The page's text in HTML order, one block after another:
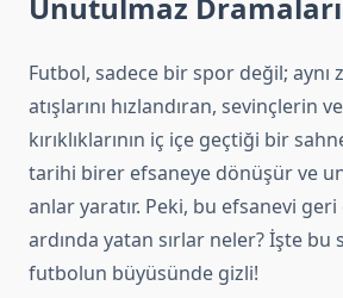
Unutulmaz Dramaları
Futbol, sadece bir spor değil; aynı
atışlarını hızlandıran, sevinçlerin
kırıklıklarının iç içe geçtiği bir
tarihi birer efsaneye dönüşür ve
anlar yaratır. Peki, bu efsanevi
ardında yatan sırlar neler? İşte bu
futbolun büyüsünde gizli!